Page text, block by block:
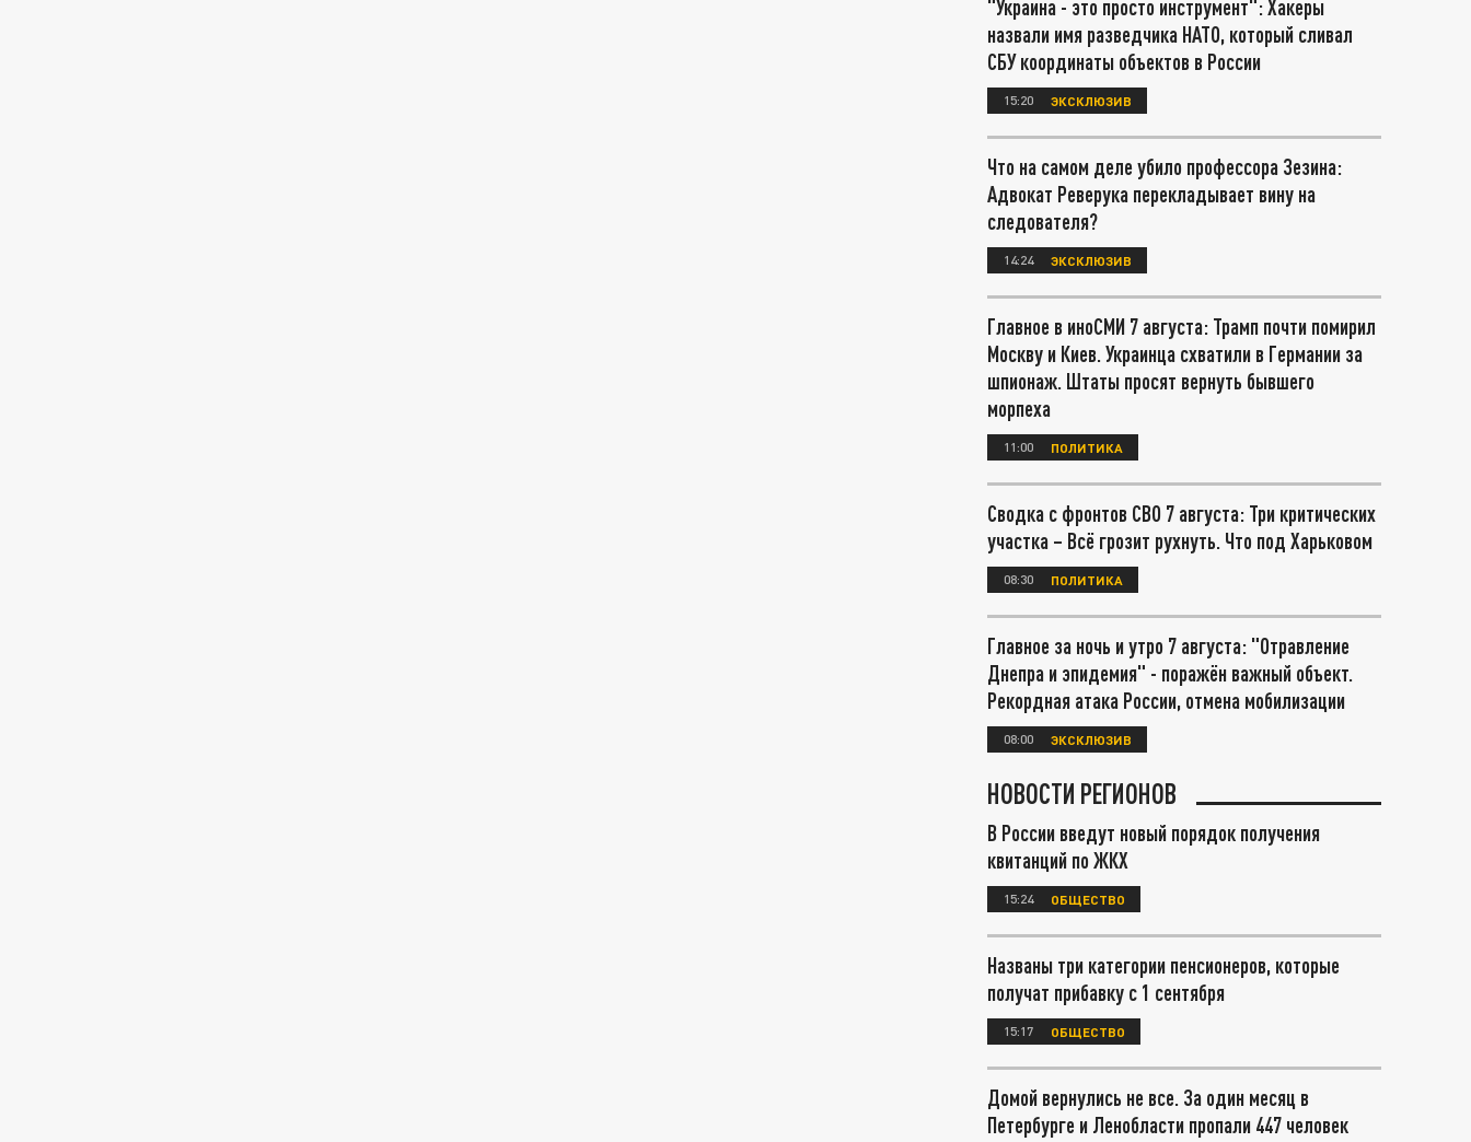
"Украина - это просто инструмент": Хакеры
назвали имя разведчика НАТО, который сливал
СБУ координаты объектов в России
15:20 ЭКСКЛЮЗИВ
Что на самом деле убило профессора Зезина:
Адвокат Реверука перекладывает вину на
следователя?
14:24 ЭКСКЛЮЗИВ
Главное в иноСМИ 7 августа: Трамп почти помирил
Москву и Киев. Украинца схватили в Германии за
шпионаж. Штаты просят вернуть бывшего
морпеха
11:00 ПОЛИТИКА
Сводка с фронтов СВО 7 августа: Три критических
участка – Всё грозит рухнуть. Что под Харьковом
08:30 ПОЛИТИКА
Главное за ночь и утро 7 августа: "Отравление
Днепра и эпидемия" - поражён важный объект.
Рекордная атака России, отмена мобилизации
08:00 ЭКСКЛЮЗИВ
НОВОСТИ РЕГИОНОВ
В России введут новый порядок получения
квитанций по ЖКХ
15:24 ОБЩЕСТВО
Названы три категории пенсионеров, которые
получат прибавку с 1 сентября
15:17 ОБЩЕСТВО
Домой вернулись не все. За один месяц в
Петербурге и Ленобласти пропали 447 человек